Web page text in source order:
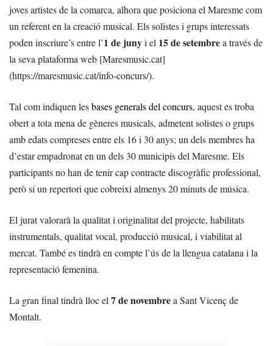
joves artistes de la comarca, alhora que posiciona el Maresme com
un referent en la creació musical. Els solistes i grups interessats
poden inscriure’s entre l’1 de junyi el 15 de setembrea través de
la seva plataforma web [Maresmusic.cat]
(https://maresmusic.cat/info-concurs/).
Tal com indiquen lesbases generals del concurs, aquest es troba
obert a tota mena de gèneres musicals, admetent solistes o grups
amb edats compreses entre els 16 i 30 anys; un dels membres ha
d’estar empadronat en un dels 30 municipis del Maresme. Els
participants no han de tenir cap contracte discogràfic professional,
però sí un repertori que cobreixi almenys 20 minuts de música.
El jurat valorarà la qualitat i originalitat del projecte, habilitats
instrumentals, qualitat vocal, producció musical, i viabilitat al
mercat. També es tindrà en compte l’ús de la llengua catalana i la
representació femenina.
La gran final tindrà lloc el 7 de novembrea Sant Vicenç de
Montalt.